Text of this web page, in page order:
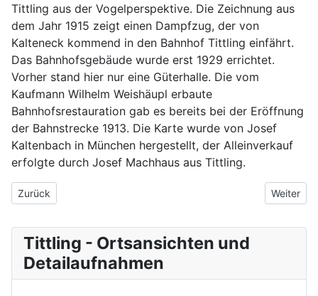
Tittling aus der Vogelperspektive. Die Zeichnung aus
dem Jahr 1915 zeigt einen Dampfzug, der von
Kalteneck kommend in den Bahnhof Tittling einfährt.
Das Bahnhofsgebäude wurde erst 1929 errichtet.
Vorher stand hier nur eine Güterhalle. Die vom
Kaufmann Wilhelm Weishäupl erbaute
Bahnhofsrestauration gab es bereits bei der Eröffnung
der Bahnstrecke 1913. Die Karte wurde von Josef
Kaltenbach in München hergestellt, der Alleinverkauf
erfolgte durch Josef Machhaus aus Tittling.
Vorheriger Beitrag: Das alte Knabenschulhaus um 1915
Zurück Nächster
Weiter
Tittling - Ortsansichten und
Detailaufnahmen